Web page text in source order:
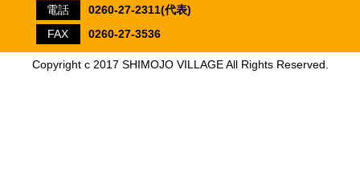
電話
0260-27-2311(代表)
FAX
0260-27-3536
Copyright c 2017 SHIMOJO VILLAGE All Rights Reserved.